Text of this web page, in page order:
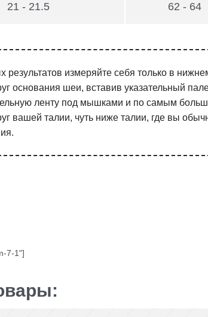
21 - 21.5 62 - 64
результатов измеряйте себя только в
основания шеи, вставив указательный
ленту под мышками и по самым
вашей талии, чуть ниже талии, где вы
7-1"]